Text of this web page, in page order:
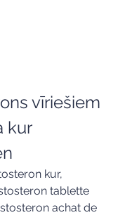
vīriešiem
kur
kur,
tablette
achat de